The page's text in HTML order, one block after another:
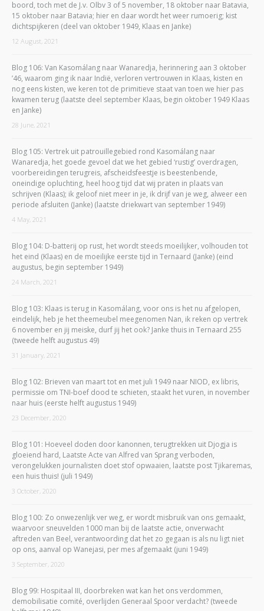
boord, toch met de J.v. Olbv 3 of 5 november, 18 oktober naar Batavia,
15 oktober naar Batavia; hier en daar wordt het weer rumoerig; kist
dichtspijkeren (deel van oktober 1949, Klaas en Janke)
12 August, 2021
Blog 106: Van Kasomálang naar Wanaredja, herinnering aan 3 oktober
’46, waarom ging ik naar Indië, verloren vertrouwen in Klaas, kisten en
nog eens kisten, we keren tot de primitieve staat van toen we hier pas
kwamen terug (laatste deel september Klaas, begin oktober 1949 Klaas
en Janke)
28 June, 2021
Blog 105: Vertrek uit patrouillegebied rond Kasomálang naar
Wanaredja, het goede gevoel dat we het gebied ‘rustig’ overdragen,
voorbereidingen terugreis, afscheidsfeestje is beestenbende,
oneindige opluchting, heel hoog tijd dat wij praten in plaats van
schrijven (Klaas); ik geloof niet meer in je, ik drijf van je weg, alweer een
periode afsluiten (Janke) (laatste driekwart van september 1949)
4 May, 2021
Blog 104: D-batterij op rust, het wordt steeds moeilijker, volhouden tot
het eind (Klaas) en de moeilijke eerste tijd in Ternaard (Janke) (eind
augustus, begin september 1949)
24 March, 2021
Blog 103: Klaas is terug in Kasomálang, voor ons is het nu afgelopen,
eindelijk, heb je het theemeubel meegenomen Nan, ik reken op vertrek
6 november en jij meiske, durf jij het ook? Janke thuis in Ternaard 255
(tweede helft augustus 49)
31 January, 2021
Blog 102: Brieven van maart tot en met juli 1949 naar NIOD, ex libris,
permissie om TNI-boef dood te schieten, staakt het vuren, in november
naar huis (eerste helft augustus 1949)
23 December, 2020
Blog 101: Hoeveel doden door kanonnen, terugtrekken uit Djogja is
gloeiend hard, Laatste Acte van Alfred van Sprang verboden,
verongelukken journalisten doet stof opwaaien, laatste post Tjikaremas,
een huis thuis! (juli 1949)
3 October, 2020
Blog 100: Zo onwezenlijk ver weg, er wordt misbruik van ons gemaakt,
waarvoor sneuvelden 1000 man bij de laatste actie, onverwacht
aftreden van Beel, verantwoording dat het zo gegaan is als nu ligt niet
op ons, aanval op Wanejasi, per mes afgemaakt (juni 1949)
3 September, 2020
Blog 99: Hospitaal III, doorbreken wat kan het ons verdommen,
demobilisatie comité, overlijden Generaal Spoor verdacht? (tweede